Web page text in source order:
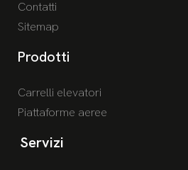
Contatti
Sitemap
Prodotti
Carrelli elevatori
Piattaforme aeree
Servizi